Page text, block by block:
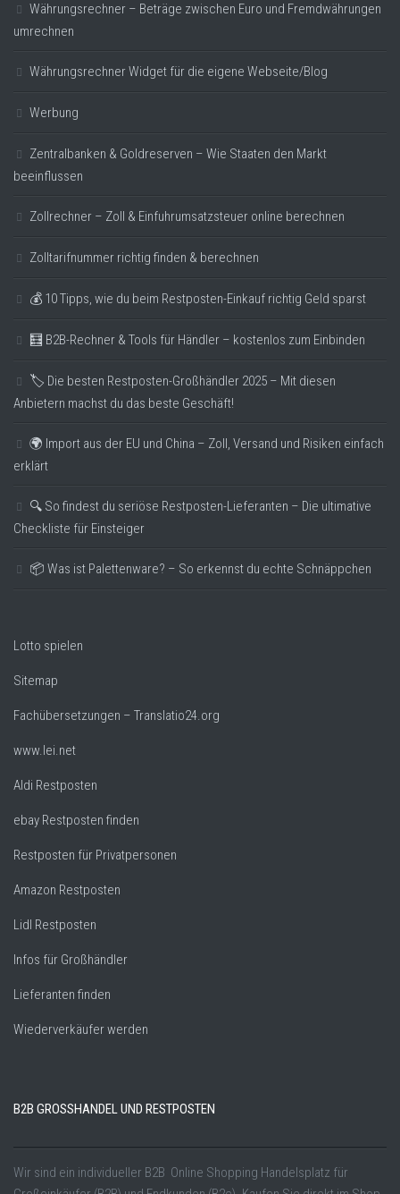
Währungsrechner – Beträge zwischen Euro und Fremdwährungen
umrechnen
Währungsrechner Widget für die eigene Webseite/Blog
Werbung
Zentralbanken & Goldreserven – Wie Staaten den Markt
beeinflussen
Zollrechner – Zoll & Einfuhrumsatzsteuer online berechnen
Zolltarifnummer richtig finden & berechnen
💰 10 Tipps, wie du beim Restposten-Einkauf richtig Geld sparst
🧮 B2B-Rechner & Tools für Händler – kostenlos zum Einbinden
🏷️ Die besten Restposten-Großhändler 2025 – Mit diesen
Anbietern machst du das beste Geschäft!
🌍 Import aus der EU und China – Zoll, Versand und Risiken einfach
erklärt
🔍 So findest du seriöse Restposten-Lieferanten – Die ultimative
Checkliste für Einsteiger
📦 Was ist Palettenware? – So erkennst du echte Schnäppchen
Lotto spielen
Sitemap
Fachübersetzungen – Translatio24.org
www.lei.net
Aldi Restposten
ebay Restposten finden
Restposten für Privatpersonen
Amazon Restposten
Lidl Restposten
Infos für Großhändler
Lieferanten finden
Wiederverkäufer werden
B2B GROSSHANDEL UND RESTPOSTEN
Wir sind ein individueller B2B Online Shopping Handelsplatz für